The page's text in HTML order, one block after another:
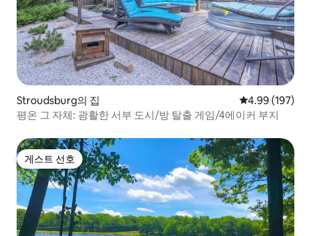
Stroudsburg의 집 평점 4.99점(5
4.99 (197)
평온 그 자체: 광활한 서부 도시/방 탈출 게임/4에이커 부지
게스트 선호
게스트 선호